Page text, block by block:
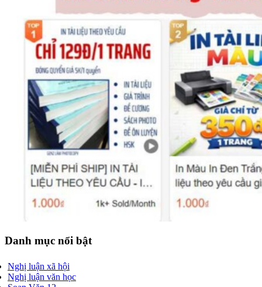
Danh mục nổi bật
Nghị luận xã hội
Nghị luận văn học